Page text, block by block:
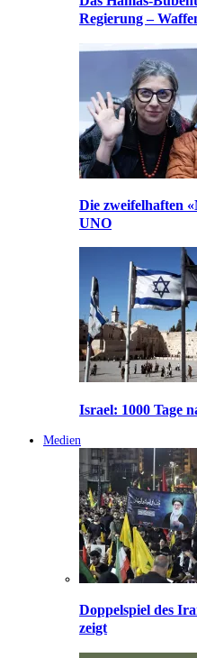
Regierung –
Die zweifelhaften
UNO
Israel: 1000 Tage
Medien
Doppelspiel des
zeigt